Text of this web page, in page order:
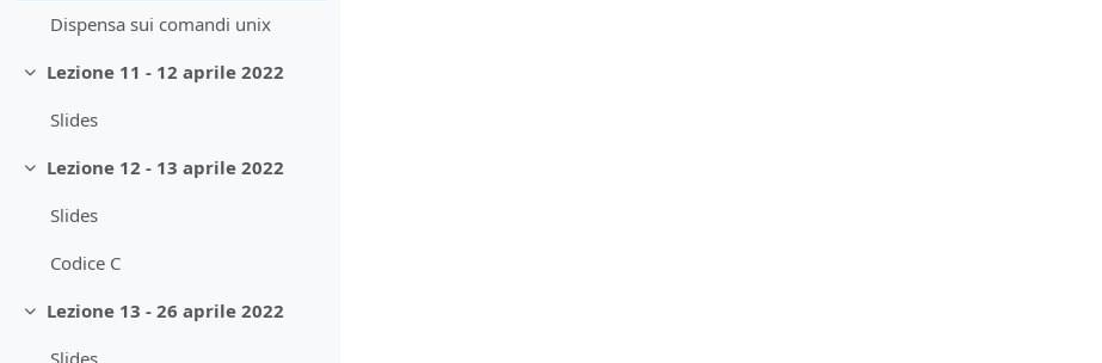
Dispensa sui comandi unix
Minimizza
Lezione 11 - 12 aprile 2022
Slides
Minimizza
Lezione 12 - 13 aprile 2022
Slides
Codice C
Minimizza
Lezione 13 - 26 aprile 2022